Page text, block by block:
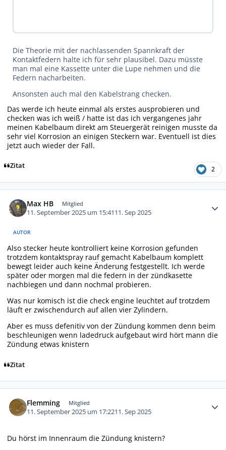
Die Theorie mit der nachlassenden Spannkraft der
Kontaktfedern halte ich für sehr plausibel. Dazu müsste
man mal eine Kassette unter die Lupe nehmen und die
Federn nacharbeiten.
Ansonsten auch mal den Kabelstrang checken.
Das werde ich heute einmal als erstes ausprobieren und
checken was ich weiß / hatte ist das ich vergangenes jahr
meinen Kabelbaum direkt am Steuergerät reinigen musste da
sehr viel Korrosion an einigen Steckern war. Eventuell ist dies
jetzt auch wieder der Fall.
Zitat 2
Max HB Mitglied
11. September 2025 um 15:4111. Sep 2025
AUTOR
Also stecker heute kontrolliert keine Korrosion gefunden
trotzdem kontaktspray rauf gemacht Kabelbaum komplett
bewegt leider auch keine Änderung festgestellt. Ich werde
später oder morgen mal die federn in der zündkasette
nachbiegen und dann nochmal probieren.
Was nur komisch ist die check engine leuchtet auf trotzdem
läuft er zwischendurch auf allen vier Zylindern.
Aber es muss defenitiv von der Zündung kommen denn beim
beschleunigen wenn ladedruck aufgebaut wird hört mann die
Zündung etwas knistern
Zitat
Flemming Mitglied
11. September 2025 um 17:2211. Sep 2025
Du hörst im Innenraum die Zündung knistern?